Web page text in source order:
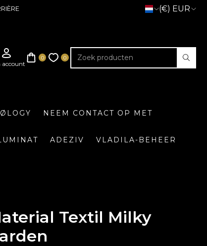
(€) EUR
NEEM CONTACT OP MET
ADEZIV VLADILA-BEHEER
Textil Milky